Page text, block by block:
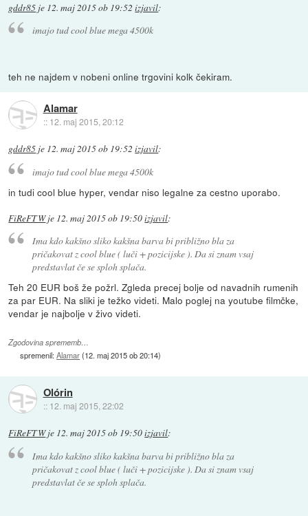
gddr85 je 12. maj 2015 ob 19:52 izjavil:
imajo tud cool blue mega 4500k
teh ne najdem v nobeni online trgovini kolk čekiram.
Alamar
:: 12. maj 2015, 20:12
gddr85 je 12. maj 2015 ob 19:52 izjavil:
imajo tud cool blue mega 4500k
in tudi cool blue hyper, vendar niso legalne za cestno uporabo.
FiReFTWje 12. maj 2015 ob 19:50izjavil:
Ima kdo kakšno sliko kakšna barva bi približno bla za
pričakovat z cool blue ( luči + pozicijske ). Da si znam vsaj
predstavlat če se sploh splača.
Teh 20 EUR boš že požrl. Zgleda precej bolje od navadnih rumenih
za par EUR. Na sliki je težko videti. Malo poglej na youtube filmčke,
vendar je najbolje v živo videti.
Zgodovina sprememb…
spremenil:Alamar(12. maj 2015 ob 20:14)
Olórin
:: 12. maj 2015, 22:02
FiReFTWje 12. maj 2015 ob 19:50izjavil:
Ima kdo kakšno sliko kakšna barva bi približno bla za
pričakovat z cool blue ( luči + pozicijske ). Da si znam vsaj
predstavlat če se sploh splača.